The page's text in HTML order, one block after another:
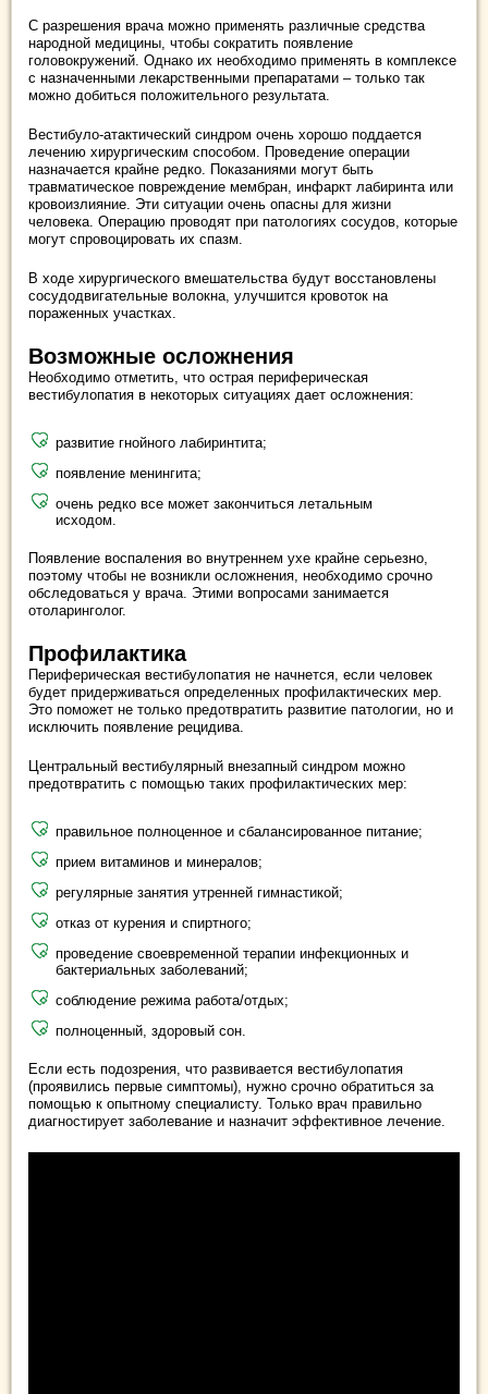
С разрешения врача можно применять различные средства
народной медицины, чтобы сократить появление
головокружений. Однако их необходимо применять в комплексе
с назначенными лекарственными препаратами – только так
можно добиться положительного результата.
Вестибуло-атактический синдром очень хорошо поддается
лечению хирургическим способом. Проведение операции
назначается крайне редко. Показаниями могут быть
травматическое повреждение мембран, инфаркт лабиринта или
кровоизлияние. Эти ситуации очень опасны для жизни
человека. Операцию проводят при патологиях сосудов, которые
могут спровоцировать их спазм.
В ходе хирургического вмешательства будут восстановлены
сосудодвигательные волокна, улучшится кровоток на
пораженных участках.
Возможные осложнения
Необходимо отметить, что острая периферическая
вестибулопатия в некоторых ситуациях дает осложнения:
развитие гнойного лабиринтита;
появление менингита;
очень редко все может закончиться летальным
исходом.
Появление воспаления во внутреннем ухе крайне серьезно,
поэтому чтобы не возникли осложнения, необходимо срочно
обследоваться у врача. Этими вопросами занимается
отоларинголог.
Профилактика
Периферическая вестибулопатия не начнется, если человек
будет придерживаться определенных профилактических мер.
Это поможет не только предотвратить развитие патологии, но и
исключить появление рецидива.
Центральный вестибулярный внезапный синдром можно
предотвратить с помощью таких профилактических мер:
правильное полноценное и сбалансированное питание;
прием витаминов и минералов;
регулярные занятия утренней гимнастикой;
отказ от курения и спиртного;
проведение своевременной терапии инфекционных и
бактериальных заболеваний;
соблюдение режима работа/отдых;
полноценный, здоровый сон.
Если есть подозрения, что развивается вестибулопатия
(проявились первые симптомы), нужно срочно обратиться за
помощью к опытному специалисту. Только врач правильно
диагностирует заболевание и назначит эффективное лечение.